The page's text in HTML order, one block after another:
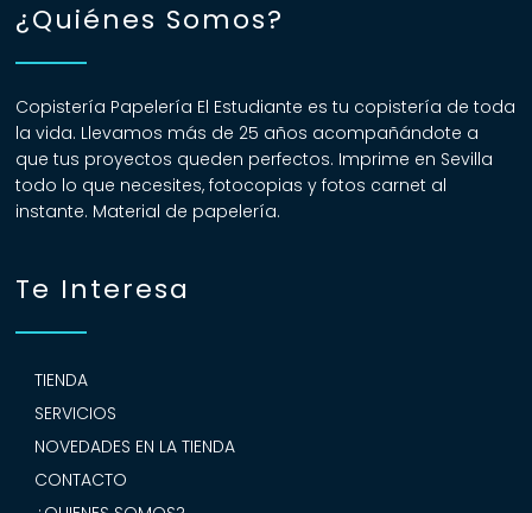
¿Quiénes Somos?
Copistería Papelería El Estudiante es tu copistería de toda
la vida. Llevamos más de 25 años acompañándote a
que tus proyectos queden perfectos. Imprime en Sevilla
todo lo que necesites, fotocopias y fotos carnet al
instante. Material de papelería.
Te Interesa
TIENDA
SERVICIOS
NOVEDADES EN LA TIENDA
CONTACTO